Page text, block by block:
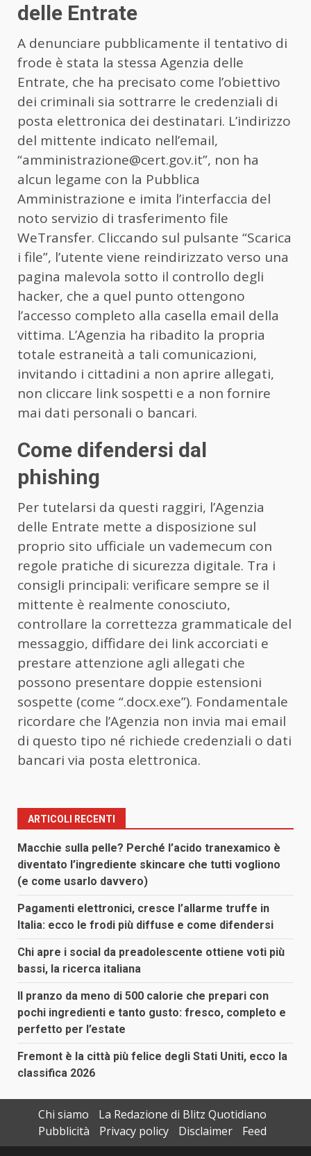
delle Entrate
A denunciare pubblicamente il tentativo di
frode è stata la stessa Agenzia delle
Entrate, che ha precisato come l’obiettivo
dei criminali sia sottrarre le credenziali di
posta elettronica dei destinatari. L’indirizzo
del mittente indicato nell’email,
“amministrazione@cert.gov.it”, non ha
alcun legame con la Pubblica
Amministrazione e imita l’interfaccia del
noto servizio di trasferimento file
WeTransfer. Cliccando sul pulsante “Scarica
i file”, l’utente viene reindirizzato verso una
pagina malevola sotto il controllo degli
hacker, che a quel punto ottengono
l’accesso completo alla casella email della
vittima. L’Agenzia ha ribadito la propria
totale estraneità a tali comunicazioni,
invitando i cittadini a non aprire allegati,
non cliccare link sospetti e a non fornire
mai dati personali o bancari.
Come difendersi dal
phishing
Per tutelarsi da questi raggiri, l’Agenzia
delle Entrate mette a disposizione sul
proprio sito ufficiale un vademecum con
regole pratiche di sicurezza digitale. Tra i
consigli principali: verificare sempre se il
mittente è realmente conosciuto,
controllare la correttezza grammaticale del
messaggio, diffidare dei link accorciati e
prestare attenzione agli allegati che
possono presentare doppie estensioni
sospette (come “.docx.exe”). Fondamentale
ricordare che l’Agenzia non invia mai email
di questo tipo né richiede credenziali o dati
bancari via posta elettronica.
ARTICOLI RECENTI
Macchie sulla pelle? Perché l’acido tranexamico è
diventato l’ingrediente skincare che tutti vogliono
(e come usarlo davvero)
Pagamenti elettronici, cresce l’allarme truffe in
Italia: ecco le frodi più diffuse e come difendersi
Chi apre i social da preadolescente ottiene voti più
bassi, la ricerca italiana
Il pranzo da meno di 500 calorie che prepari con
pochi ingredienti e tanto gusto: fresco, completo e
perfetto per l’estate
Fremont è la città più felice degli Stati Uniti, ecco la
classifica 2026
Chi siamo
La Redazione di Blitz Quotidiano
Pubblicità
Privacy policy Disclaimer
Feed